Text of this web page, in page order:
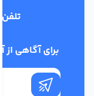
تلفن
برای آگاهی از